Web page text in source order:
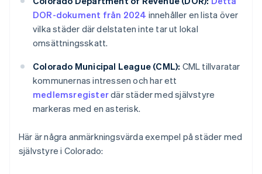
DOR-dokument från 2024 innehåller en lista över
vilka städer där delstaten inte tar ut lokal
omsättningsskatt.
Colorado Municipal League (CML): CML tillvaratar
kommunernas intressen och har ett
medlemsregisterdär städer med självstyre
markeras med en asterisk.
Här är några anmärkningsvärda exempel på städer med
självstyre i Colorado: